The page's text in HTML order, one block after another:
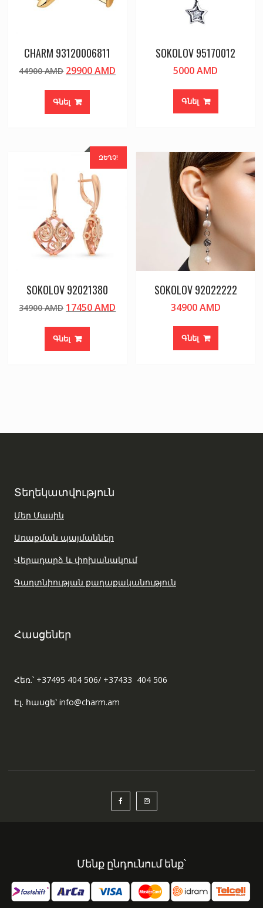
CHARM 93120006811
44900AMD Original
was:
44900 AMD.
29900AMD
Գնել
SOKOLOV 95170012
5000AMD
Գնել
ԶԵՂՉ!
SOKOLOV 92021380
34900AMD Original
was:
34900 AMD.
17450AMD
Գնել
SOKOLOV 92022222
34900AMD
Գնել
Տեղեկատվություն
Մեր Մասին
Առաքման պայմաններ
Վերադարձ և փոխանակում
Գաղտնիության քաղաքականություն
Հասցեներ
Հեռ.՝ +37495 404 506/ +37433 404 506
Էլ. հասցե՝ info@charm.am
Մենք ընդունում ենք՝